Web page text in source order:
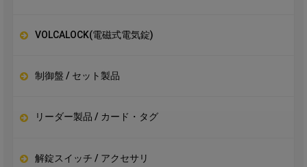
VOLCALOCK(電磁式電気錠)
制御盤 / セット製品
リーダー製品 / カード・タグ
解錠スイッチ / アクセサリ